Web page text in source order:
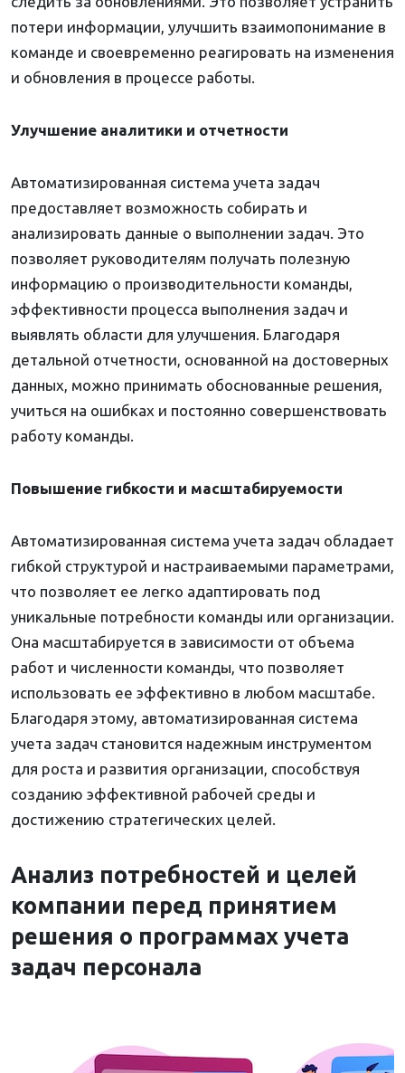
потери информации, улучшить взаимопонимание в
команде и своевременно реагировать на изменения
и обновления в процессе работы.
Улучшение аналитики и отчетности
Автоматизированная система учета задач
предоставляет возможность собирать и
анализировать данные о выполнении задач. Это
позволяет руководителям получать полезную
информацию о производительности команды,
эффективности процесса выполнения задач и
выявлять области для улучшения. Благодаря
детальной отчетности, основанной на достоверных
данных, можно принимать обоснованные решения,
учиться на ошибках и постоянно совершенствовать
работу команды.
Повышение гибкости и масштабируемости
Автоматизированная система учета задач обладает
гибкой структурой и настраиваемыми параметрами,
что позволяет ее легко адаптировать под
уникальные потребности команды или организации.
Она масштабируется в зависимости от объема
работ и численности команды, что позволяет
использовать ее эффективно в любом масштабе.
Благодаря этому, автоматизированная система
учета задач становится надежным инструментом
для роста и развития организации, способствуя
созданию эффективной рабочей среды и
достижению стратегических целей.
Анализ потребностей и целей
компании перед принятием
решения о программах учета
задач персонала